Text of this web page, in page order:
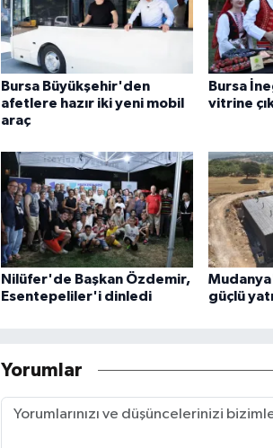
Bursa Büyükşehir'den
afetlere hazır iki yeni mobil
araç
Bursa
vitrine
Nilüfer'de Başkan Özdemir,
Esentepeliler'i dinledi
güçlü
Yorumlar